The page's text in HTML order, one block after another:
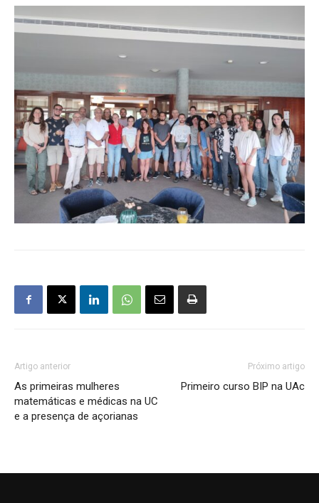
Artigo anterior
As primeiras mulheres
matemáticas e médicas na UC
e a presença de açorianas
Próximo artigo
Primeiro curso BIP na UAc